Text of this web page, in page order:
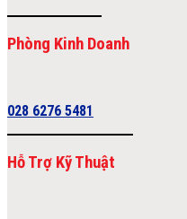
Phòng Kinh Doanh
028 6276 5481
Hỗ Trợ Kỹ Thuật